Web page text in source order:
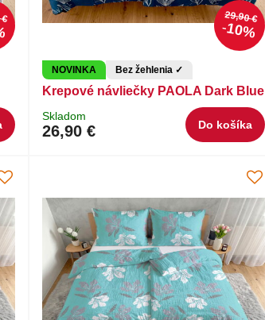
29,90 €
10%
NOVINKA Bez žehlenia ✓
Krepové návliečky PAOLA Dark Blue
Skladom
26,90 € Do košíka